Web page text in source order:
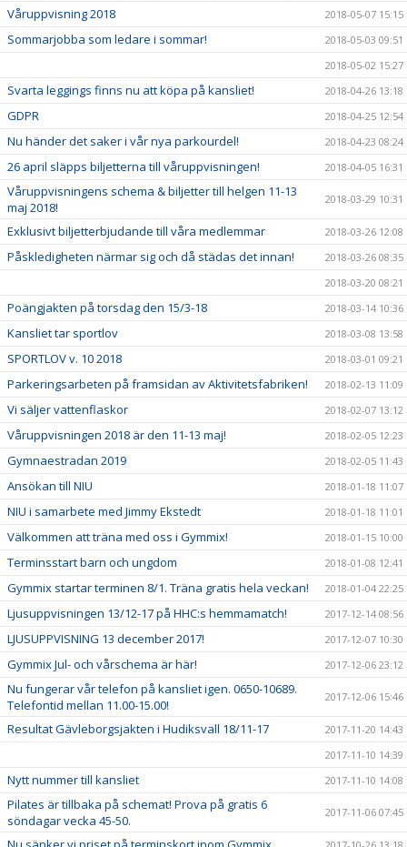
Våruppvisning 2018 2018-05-07 15:15
Sommarjobba som ledare i sommar!
2018-05-03 09:51
2018-05-02 15:27
Svarta leggings finns nu att köpa på kansliet! 2018-04-26 13:18
GDPR 2018-04-25 12:54
Nu händer det saker i vår nya parkourdel! 2018-04-23 08:24
26 april släpps biljetterna till våruppvisningen! 2018-04-05 16:31
Våruppvisningens schema & biljetter till helgen 11-13
maj 2018!
2018-03-29 10:31
Exklusivt biljetterbjudande till våra medlemmar 2018-03-26 12:08
Påskledigheten närmar sig och då städas det innan!
2018-03-26 08:35
2018-03-20 08:21
Poängjakten på torsdag den 15/3-18 2018-03-14 10:36
Kansliet tar sportlov 2018-03-08 13:58
SPORTLOV v. 10 2018 2018-03-01 09:21
Parkeringsarbeten på framsidan av Aktivitetsfabriken! 2018-02-13 11:09
Vi säljer vattenflaskor 2018-02-07 13:12
Våruppvisningen 2018 är den 11-13 maj! 2018-02-05 12:23
Gymnaestradan 2019 2018-02-05 11:43
Ansökan till NIU 2018-01-18 11:07
NIU i samarbete med Jimmy Ekstedt 2018-01-18 11:01
Välkommen att träna med oss i Gymmix! 2018-01-15 10:00
Terminsstart barn och ungdom 2018-01-08 12:41
Gymmix startar terminen 8/1. Träna gratis hela veckan! 2018-01-04 22:25
Ljusuppvisningen 13/12-17 på HHC:s hemmamatch! 2017-12-14 08:56
LJUSUPPVISNING 13 december 2017! 2017-12-07 10:30
Gymmix Jul- och vårschema är här! 2017-12-06 23:12
Nu fungerar vår telefon på kansliet igen. 0650-10689.
Telefontid mellan 11.00-15.00!
2017-12-06 15:46
Resultat Gävleborgsjakten i Hudiksvall 18/11-17
2017-11-20 14:43
2017-11-10 14:39
Nytt nummer till kansliet 2017-11-10 14:08
Pilates är tillbaka på schemat! Prova på gratis 6
söndagar vecka 45-50.
2017-11-06 07:45